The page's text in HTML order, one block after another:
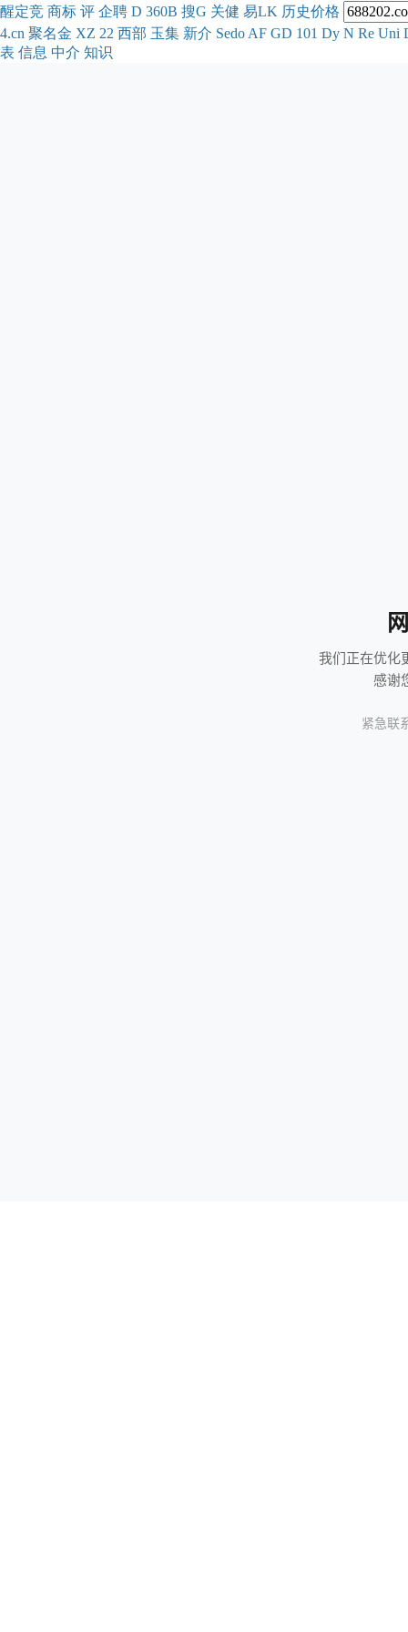
醒定竞 商标 评 企聘 D 360B 搜G 关健 易LK 历史价格
4.cn 聚名金 XZ 22 西部 玉集 新介 Sedo AF GD 101 Dy N Re Uni
表 信息 中介 知识